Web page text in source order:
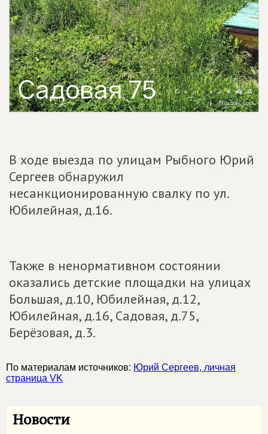
В ходе выезда по улицам Рыбного Юрий
Сергеев обнаружил
несанкционированную свалку по ул.
Юбилейная, д.16.
Также в ненормативном состоянии
оказались детские площадки на улицах
Большая, д.10, Юбилейная, д.12,
Юбилейная, д.16, Садовая, д.75,
Берёзовая, д.3.
По материалам источников: Юрий Сергеев, личная
страница VK
Новости